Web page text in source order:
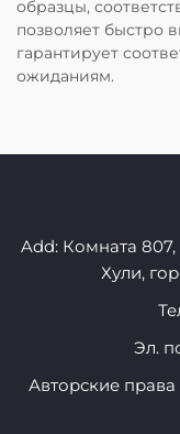
образцы,
позволяет быстро
гарантирует
ожиданиям.
Add: Комната 807,
Хули,
Эл.
Авторские